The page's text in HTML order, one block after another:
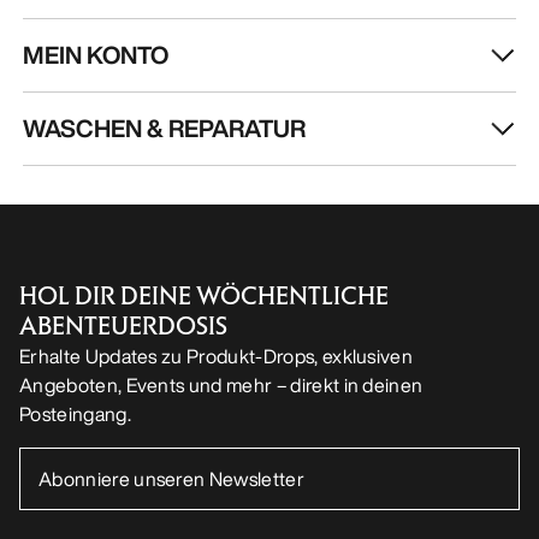
MEIN KONTO
WASCHEN & REPARATUR
HOL DIR DEINE WÖCHENTLICHE
ABENTEUERDOSIS
Erhalte Updates zu Produkt-Drops, exklusiven
Angeboten, Events und mehr – direkt in deinen
Posteingang.